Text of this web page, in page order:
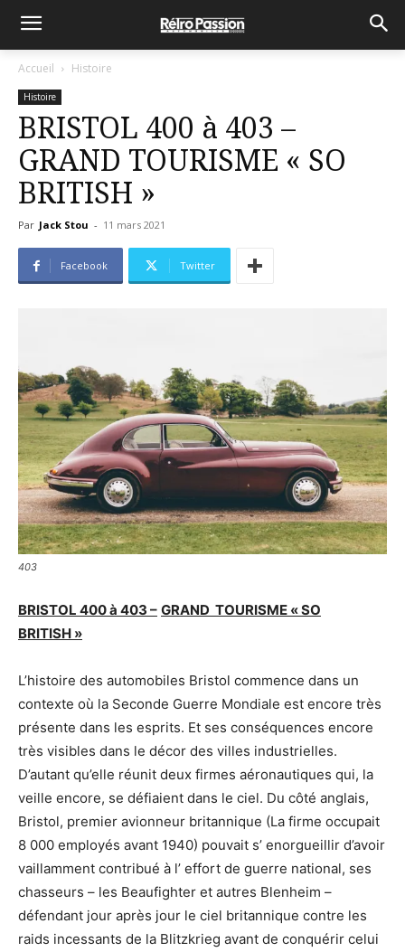
Accueil Histoire
Histoire
BRISTOL 400 à 403 –
GRAND TOURISME « SO
BRITISH »
Par Jack Stou - 11 mars 2021
Facebook Twitter
403
BRISTOL 400 à 403 – GRAND TOURISME « SO
BRITISH »
L’histoire des automobiles Bristol commence dans un
contexte où la Seconde Guerre Mondiale est encore très
présente dans les esprits. Et ses conséquences encore
très visibles dans le décor des villes industrielles.
D’autant qu’elle réunit deux firmes aéronautiques qui, la
veille encore, se défiaient dans le ciel. Du côté anglais,
Bristol, premier avionneur britannique (La firme occupait
8 000 employés avant 1940) pouvait s’ enorgueillir d’avoir
vaillamment contribué à l’ effort de guerre national, ses
chasseurs – les Beaufighter et autres Blenheim –
défendant jour après jour le ciel britannique contre les
raids incessants de la Blitzkrieg avant de conquérir celui